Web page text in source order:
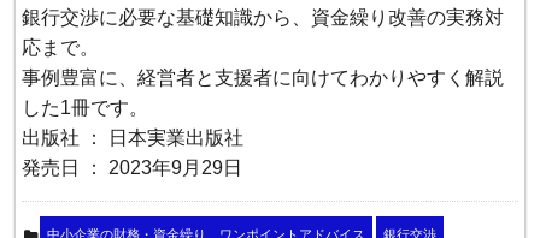
銀行交渉に必要な基礎知識から、資金繰り改善の実務対
応まで。
事例豊富に、経営者と支援者に向けてわかりやすく解説
した1冊です。
出版社 ： 日本実業出版社
発売日 ： 2023年9月29日
中小企業の財務・資金繰り ワンポイントアドバイス 銀行交渉